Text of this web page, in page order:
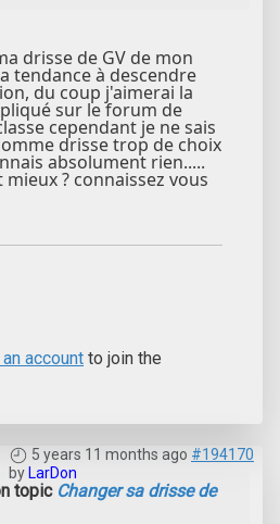
drisse de GV de mon
tendance à descendre
du coup j'aimerai la
sur le forum de
cependant je ne sais
drisse trop de choix
absolument rien.....
? connaissez vous
account to join the
5 years 11 months ago #194170
by LarDon
topic Changer sa drisse de